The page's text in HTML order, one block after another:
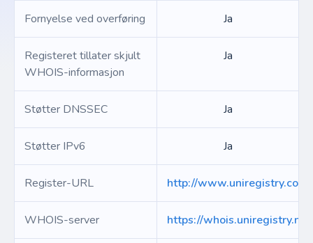
Fornyelse ved overføring Ja
Registeret tillater skjult
WHOIS-informasjon
Ja
Støtter DNSSEC Ja
Støtter IPv6 Ja
Register-URL http://www.uniregistry.com
WHOIS-server https://